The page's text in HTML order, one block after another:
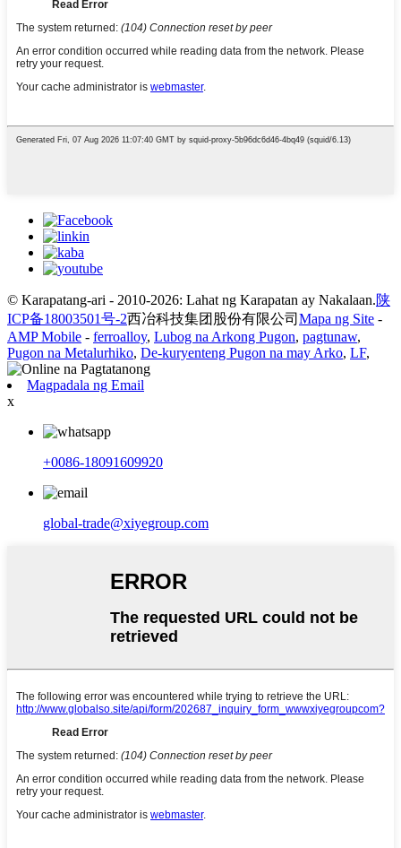
© Karapatang-ari - 2010-2026: Lahat ng Karapatan ay Nakalaan.陕
ICP备18003501号-2西冶科技集团股份有限公司 Mapa ng Site -
AMP Mobile - ferroalloy, Lubog na Arkong Pugon, pagtunaw,
Pugon na Metalurhiko, De-kuryenteng Pugon na may Arko, LF,
Magpadala ng Email
x
+0086-18091609920
global-trade@xiyegroup.com